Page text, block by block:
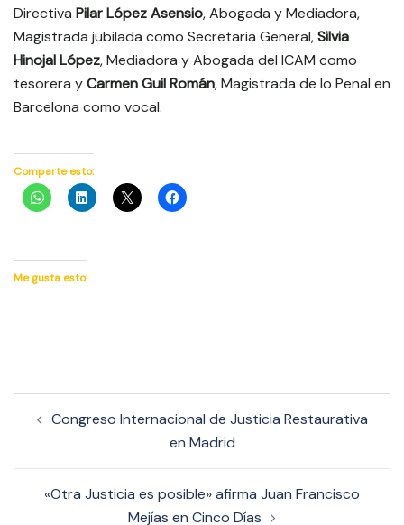
Directiva Pilar López Asensio, Abogada y Mediadora,
Magistrada jubilada como Secretaria General,Silvia
Hinojal López, Mediadora y Abogada del ICAM como
tesorera yCarmen Guil Román, Magistrada de lo Penal en
Barcelona como vocal.
Comparte esto:
Me gusta esto:
de
Congreso Internacional de Justicia Restaurativa
en Madrid
«Otra Justicia es posible» afirma Juan Francisco
Mejías en Cinco Días